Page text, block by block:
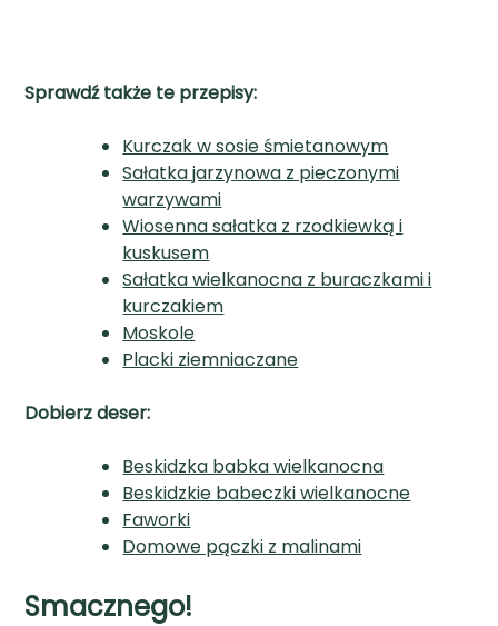
Sprawdź także te przepisy:
Kurczak w sosie śmietanowym
Sałatka jarzynowa z pieczonymi
warzywami
Wiosenna sałatka z rzodkiewką i
kuskusem
Sałatka wielkanocna z buraczkami i
kurczakiem
Moskole
Placki ziemniaczane
Dobierz deser:
Beskidzka babka wielkanocna
Beskidzkie babeczki wielkanocne
Faworki
Domowe pączki z malinami
Smacznego!